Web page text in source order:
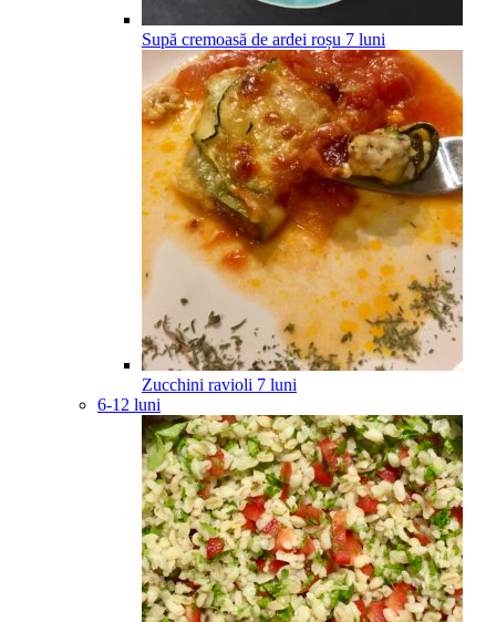
Supă cremoasă de ardei roșu 7 luni
Zucchini ravioli 7 luni
6-12 luni